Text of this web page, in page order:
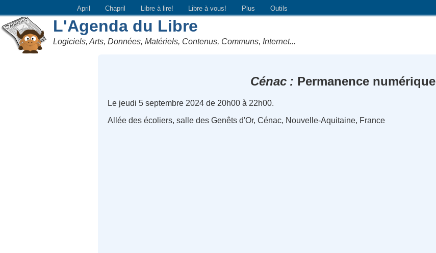
April Chapril Libre à lire! Libre à vous! Plus Outils
L'Agenda du Libre
Logiciels, Arts, Données, Matériels, Contenus, Communs, Internet...
Cénac Permanence numérique
Le jeudi 5 septembre 2024 de 20h00 à 22h00.
Allée des écoliers, salle des Genêts d'Or, Cénac, Nouvelle-Aquitaine, France